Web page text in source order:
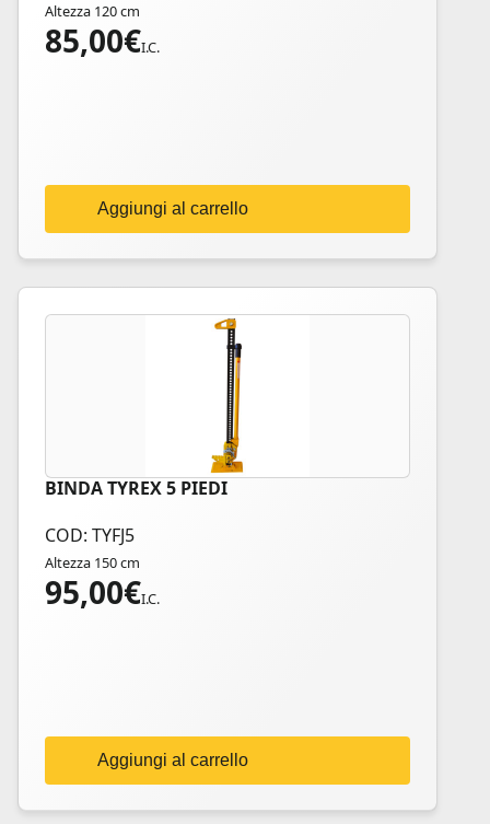
Altezza 120 cm
85,00€I.C.
Aggiungi al carrello
BINDA TYREX 5 PIEDI
COD: TYFJ5
Altezza 150 cm
95,00€I.C.
Aggiungi al carrello